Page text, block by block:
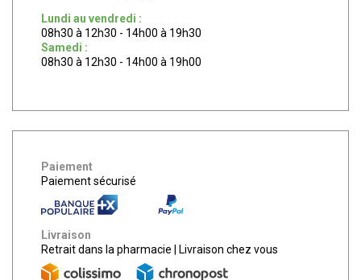
Lundi au vendredi :
08h30 à 12h30 - 14h00 à 19h30
Samedi :
08h30 à 12h30 - 14h00 à 19h00
Paiement
Paiement sécurisé
Livraison
Retrait dans la pharmacie
Livraison chez vous